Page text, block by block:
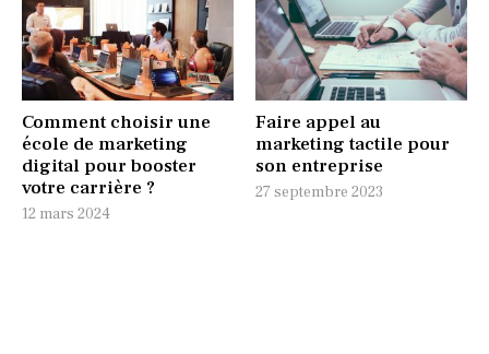
Comment choisir une
école de marketing
digital pour booster
votre carrière ?
12 mars 2024
Faire appel au
marketing tactile pour
son entreprise
27 septembre 2023